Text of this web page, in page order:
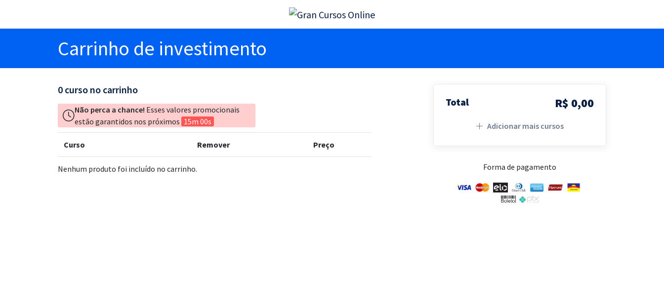
Carrinho de investimento
0 curso no carrinho
Não perca a chance! Esses valores promocionais
estão garantidos nos próximos 15m 00s
Curso Remover Preço
Nenhum produto foi incluído no carrinho.
Total R$ 0,00
Adicionar mais cursos
Forma de pagamento